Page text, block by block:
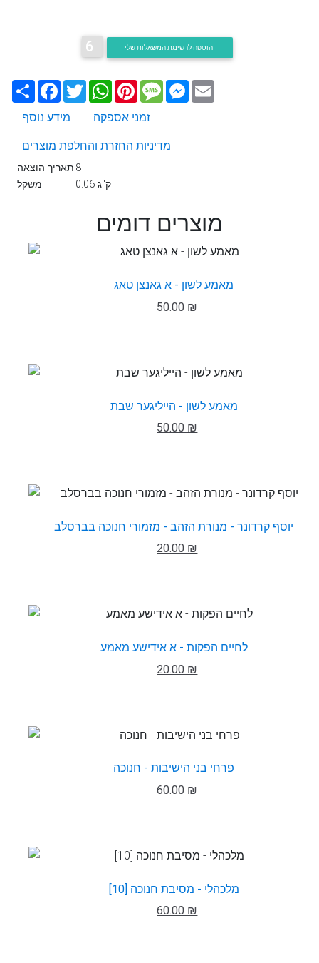
6
שתף Facebook
TwitterWhatsApp
PinterestMessageMessenger
מידע נוסף
זמני אספקה
מדיניות החזרת והחלפת מוצרים
תאריך הוצאה 8
משקל
0.06 ק"ג
מוצרים דומים
מאמע לשון - א גאנצן טאג
50.00 ₪
מאמע לשון - הייליגער שבת
50.00 ₪
יוסף קרדונר - מנורת הזהב - מזמורי חנוכה בברסלב
20.00 ₪
לחיים הפקות - א אידישע מאמע
20.00 ₪
פרחי בני הישיבות - חנוכה
60.00 ₪
מלכהלי - מסיבת חנוכה [10]
60.00 ₪